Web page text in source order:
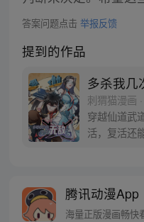
答案问题点击 举报反馈
提到的作品
多杀我几
刺猬猫漫画
穿越仙道武
活，复活还
一个乔家人
这复活还要
腾讯动漫App
海量正版漫画畅快